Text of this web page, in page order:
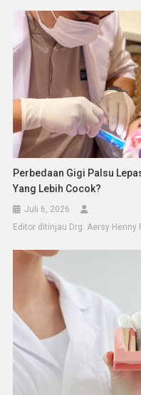
Perbedaan Gigi Palsu
Yang Lebih Cocok?
Juli 6, 2026
Editor ditinjau Drg. Aersy Henny